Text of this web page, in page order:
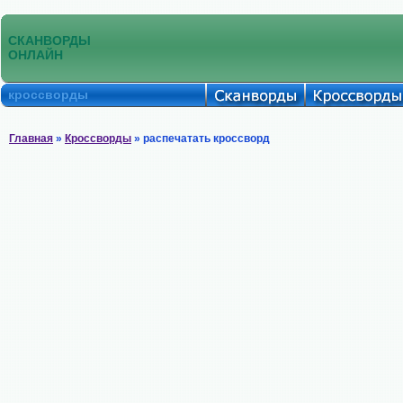
СКАНВОРДЫ
ОНЛАЙН
кроссворды
Главная » Кроссворды » распечатать кроссворд